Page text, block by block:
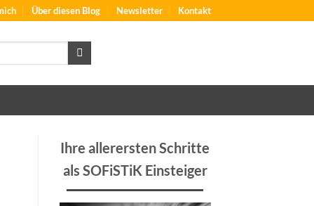
Über diesen Blog Newsletter Kontakt
Ihre allerersten Schritte
als SOFiSTiK Einsteiger